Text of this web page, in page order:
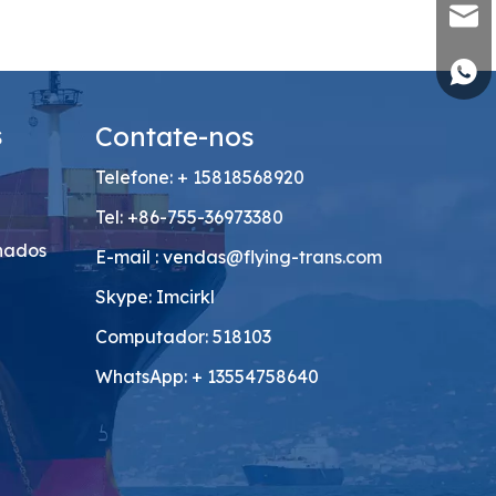
Contate-nos
Telefone: + 15818568920
Tel: +86-755-36973380
E-mail : vendas@flying-trans.com
Skype: Imcirkl
Computador: 518103
WhatsApp: + 13554758640
+86